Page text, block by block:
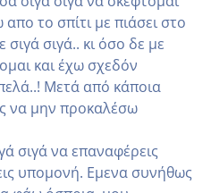
το σπίτι με πιάσει στο
σιγά.. κι όσο δε με
και έχω σχεδόν
Μετά από κάποια
να μην προκαλέσω
σιγά να επαναφέρεις
υπομονή. Εμενα συνήθως